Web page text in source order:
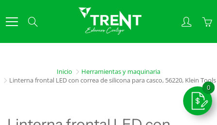
to
Content
Inicio
Herramientas y maquinaria
Linterna frontal LED con correa de silicona para casco, 56220, Klein Tools